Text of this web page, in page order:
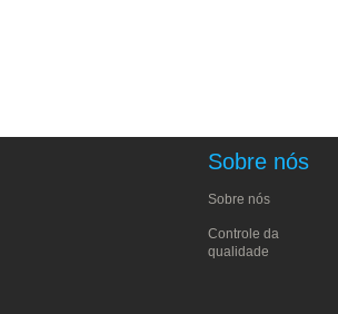
Sobre nós
Sobre nós
Controle da
qualidade